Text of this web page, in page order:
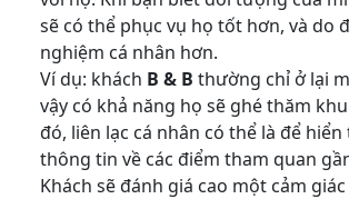
sẽ có thể phục vụ họ tốt hơn, và do
nghiệm cá nhân hơn.
Ví dụ: khách B & B thường chỉ ở lại
vậy có khả năng họ sẽ ghé thăm
đó, liên lạc cá nhân có thể là để
thông tin về các điểm tham quan
Khách sẽ đánh giá cao một cảm